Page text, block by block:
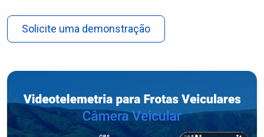
Solicite uma demonstração